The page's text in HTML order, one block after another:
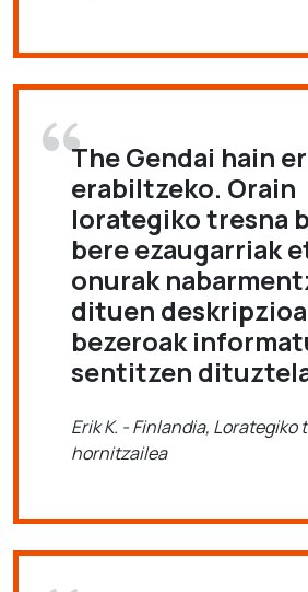
The Gendai hain
erabiltzeko. Orain
lorategiko tresna
bere ezaugarriak
onurak
dituen
bezeroak
sentitzen
Erik K. - Finlandia, Lorategiko
hornitzailea